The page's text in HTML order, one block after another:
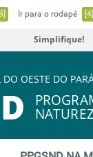
Ir para o rodapé [4]
Simplifique!
DO OESTE DO